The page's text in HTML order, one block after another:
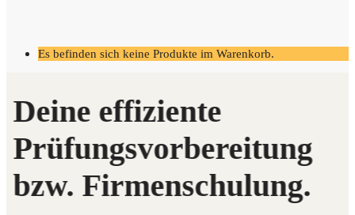
Es befinden sich keine Produkte im Warenkorb.